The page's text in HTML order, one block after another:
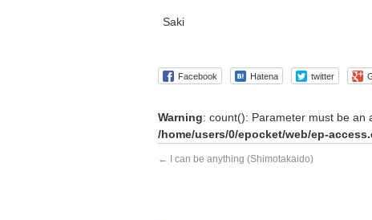
Saki
Facebook Hatena twitter
Warning: count(): Parameter must be an
/home/users/0/epocket/web/ep-
← I can be anything (Shimotakaido)